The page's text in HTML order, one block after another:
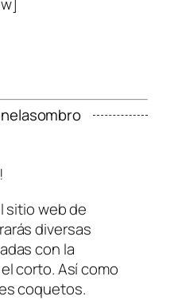
sitio web de
diversas
con la
corto. Así como
coquetos.